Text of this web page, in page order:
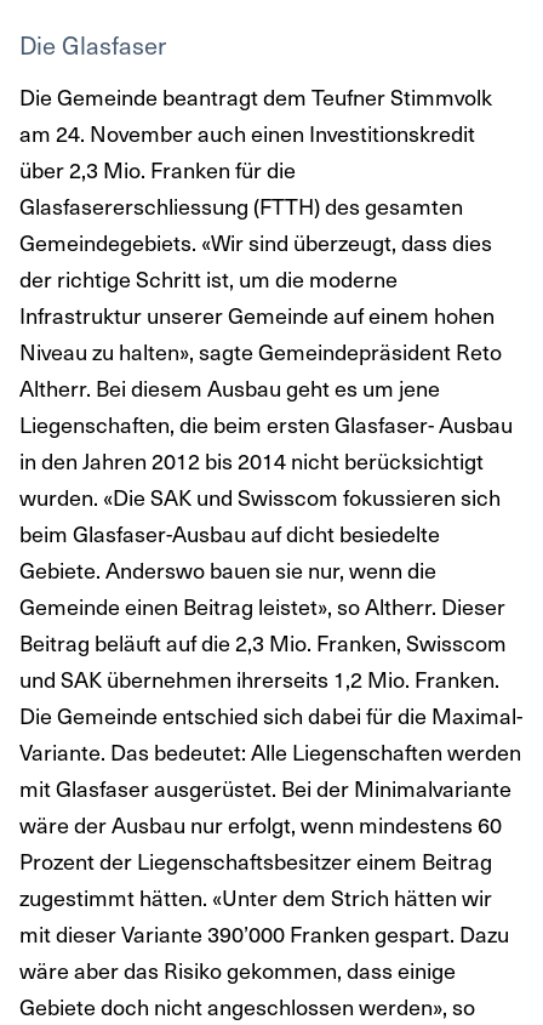
Die Glasfaser
Die Gemeinde beantragt dem Teufner Stimmvolk
am 24. November auch einen Investitionskredit
über 2,3 Mio. Franken für die
Glasfasererschliessung (FTTH) des gesamten
Gemeindegebiets. «Wir sind überzeugt, dass dies
der richtige Schritt ist, um die moderne
Infrastruktur unserer Gemeinde auf einem hohen
Niveau zu halten», sagte Gemeindepräsident Reto
Altherr. Bei diesem Ausbau geht es um jene
Liegenschaften, die beim ersten Glasfaser- Ausbau
in den Jahren 2012 bis 2014 nicht berücksichtigt
wurden. «Die SAK und Swisscom fokussieren sich
beim Glasfaser-Ausbau auf dicht besiedelte
Gebiete. Anderswo bauen sie nur, wenn die
Gemeinde einen Beitrag leistet», so Altherr. Dieser
Beitrag beläuft auf die 2,3 Mio. Franken, Swisscom
und SAK übernehmen ihrerseits 1,2 Mio. Franken.
Die Gemeinde entschied sich dabei für die Maximal-
Variante. Das bedeutet: Alle Liegenschaften werden
mit Glasfaser ausgerüstet. Bei der Minimalvariante
wäre der Ausbau nur erfolgt, wenn mindestens 60
Prozent der Liegenschaftsbesitzer einem Beitrag
zugestimmt hätten. «Unter dem Strich hätten wir
mit dieser Variante 390’000 Franken gespart. Dazu
wäre aber das Risiko gekommen, dass einige
Gebiete doch nicht angeschlossen werden», so